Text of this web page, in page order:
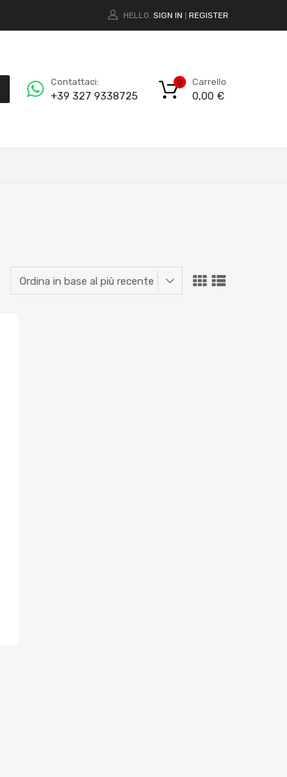
HELLO. SIGN IN REGISTER
Contattaci:
+39 327 9338725
Carrello
0,00 €
0